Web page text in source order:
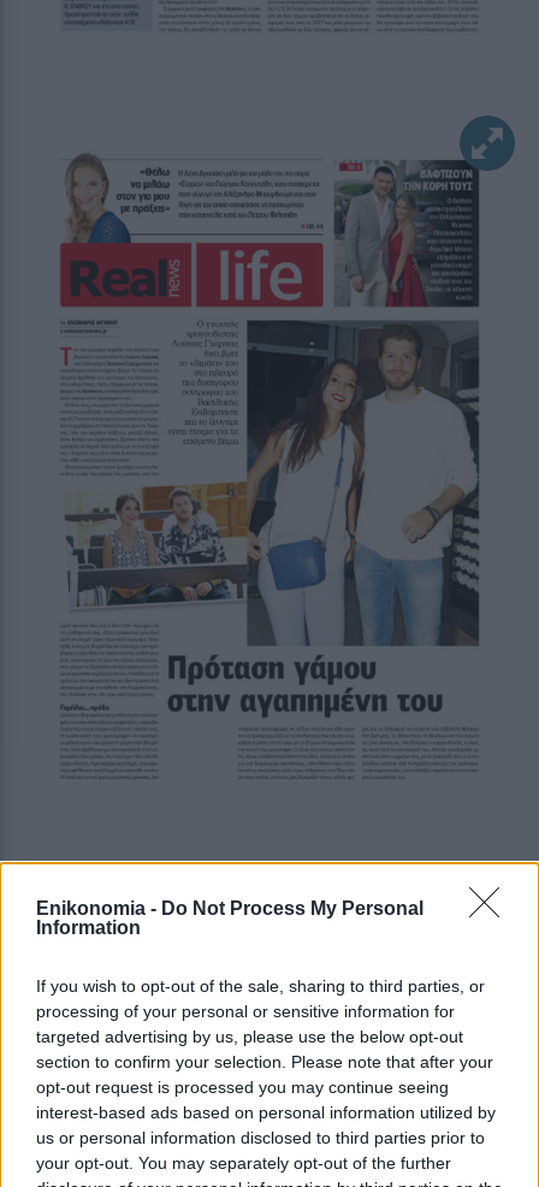
Enikonomia - Do Not Process My Personal
Information
If you wish to opt-out of the sale, sharing to third parties, or
processing of your personal or sensitive information for
targeted advertising by us, please use the below opt-out
section to confirm your selection. Please note that after your
opt-out request is processed you may continue seeing
interest-based ads based on personal information utilized by
us or personal information disclosed to third parties prior to
your opt-out. You may separately opt-out of the further